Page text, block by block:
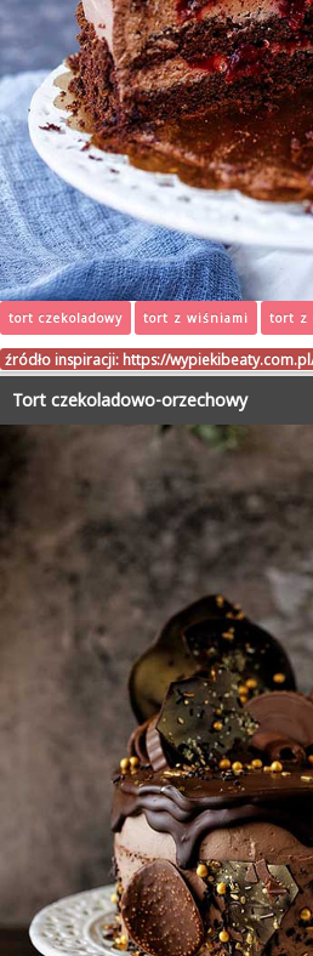
tort czekoladowy tort z wiśniami tort z
źródło inspiracji: https://
Tort czekoladowo-orzechowy